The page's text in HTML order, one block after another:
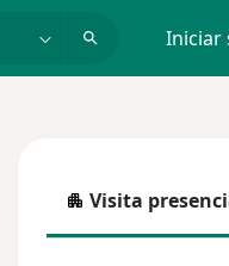
Iniciar
Visita
Visita